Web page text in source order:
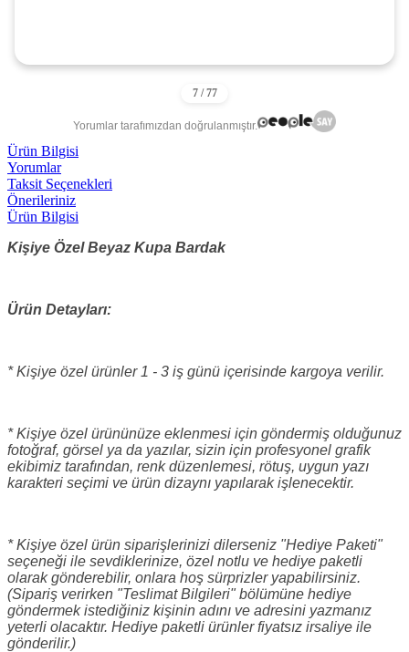
Yorumlar tarafımızdan doğrulanmıştır.
Ürün Bilgisi
Yorumlar
Taksit Seçenekleri
Önerileriniz
Ürün Bilgisi
Kişiye Özel Beyaz Kupa Bardak
Ürün Detayları:
* Kişiye özel ürünler 1 - 3 iş günü içerisinde kargoya verilir.
* Kişiye özel ürününüze eklenmesi için göndermiş olduğunuz
fotoğraf, görsel ya da yazılar, sizin için profesyonel grafik
ekibimiz tarafından, renk düzenlemesi, rötuş, uygun yazı
karakteri seçimi ve ürün dizaynı yapılarak işlenecektir.
* Kişiye özel ürün siparişlerinizi dilerseniz "Hediye Paketi"
seçeneği ile sevdiklerinize, özel notlu ve hediye paketli
olarak gönderebilir, onlara hoş sürprizler yapabilirsiniz.
(Sipariş verirken "Teslimat Bilgileri" bölümüne hediye
göndermek istediğiniz kişinin adını ve adresini yazmanız
yeterli olacaktır. Hediye paketli ürünler fiyatsız irsaliye ile
gönderilir.)